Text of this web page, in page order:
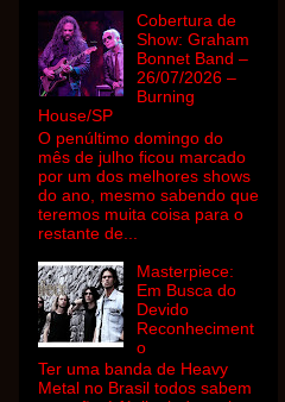
Cobertura de
Show: Graham
Bonnet Band –
26/07/2026 –
Burning
House/SP
O penúltimo domingo do
mês de julho ficou marcado
por um dos melhores shows
do ano, mesmo sabendo que
teremos muita coisa para o
restante de...
Masterpiece:
Em Busca do
Devido
Reconheciment
o
Ter uma banda de Heavy
Metal no Brasil todos sabem